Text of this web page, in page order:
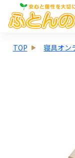
TOP 寝具オン